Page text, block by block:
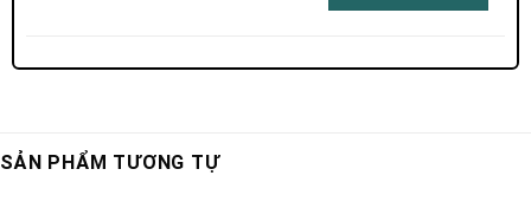
SẢN PHẨM TƯƠNG TỰ